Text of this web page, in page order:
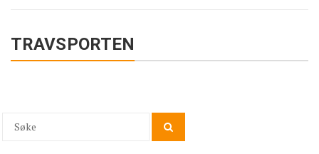
TRAVSPORTEN
Search